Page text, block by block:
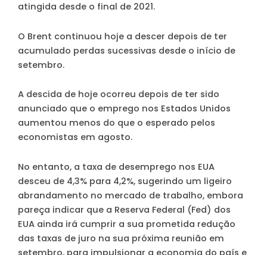
atingida desde o final de 2021.
O Brent continuou hoje a descer depois de ter
acumulado perdas sucessivas desde o início de
setembro.
A descida de hoje ocorreu depois de ter sido
anunciado que o emprego nos Estados Unidos
aumentou menos do que o esperado pelos
economistas em agosto.
No entanto, a taxa de desemprego nos EUA
desceu de 4,3% para 4,2%, sugerindo um ligeiro
abrandamento no mercado de trabalho, embora
pareça indicar que a Reserva Federal (Fed) dos
EUA ainda irá cumprir a sua prometida redução
das taxas de juro na sua próxima reunião em
setembro, para impulsionar a economia do país e